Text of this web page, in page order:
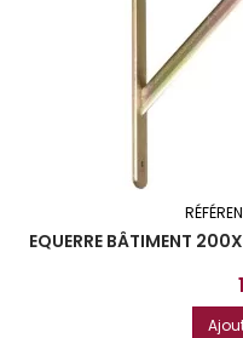
EQUERRE BÂTIMENT